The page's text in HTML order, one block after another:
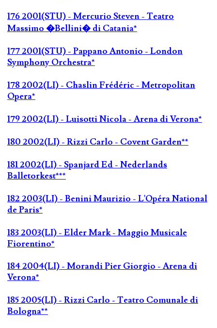
176 2001(STU) - Mercurio Steven - Teatro
Massimo �Bellini� di Catania*
177 2001(STU) - Pappano Antonio - London
Symphony Orchestra*
178 2002(LI) - Chaslin Frédéric - Metropolitan
Opera*
179 2002(LI) - Luisotti Nicola - Arena di Verona*
180 2002(LI) - Rizzi Carlo - Covent Garden**
181 2002(LI) - Spanjard Ed - Nederlands
Balletorkest***
182 2003(LI) - Benini Maurizio - L'Opéra National
de Paris*
183 2003(LI) - Elder Mark - Maggio Musicale
Fiorentino*
184 2004(LI) - Morandi Pier Giorgio - Arena di
Verona*
185 2005(LI) - Rizzi Carlo - Teatro Comunale di
Bologna**